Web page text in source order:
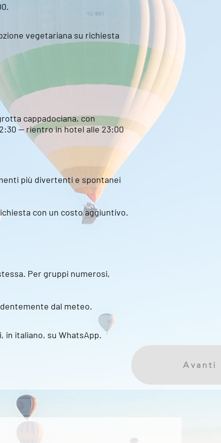
vegetariana su richiesta
cappadociana, con
— rientro in hotel alle 23:00
più divertenti e spontanei
con un costo aggiuntivo.
Per gruppi numerosi,
dal meteo.
italiano, su WhatsApp.
Avanti